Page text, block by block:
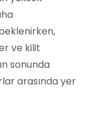
ve kilit
sonunda
arasında yer